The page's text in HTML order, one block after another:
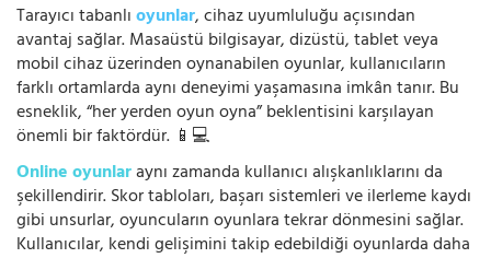
Tarayıcı tabanlıoyunlar, cihaz uyumluluğu açısından
avantaj sağlar. Masaüstü bilgisayar, dizüstü, tablet veya
mobil cihaz üzerinden oynanabilen oyunlar, kullanıcıların
farklı ortamlarda aynı deneyimi yaşamasına imkân tanır. Bu
esneklik, “her yerden oyun oyna” beklentisini karşılayan
önemli bir faktördür. 📱💻
Online oyunlaraynı zamanda kullanıcı alışkanlıklarını da
şekillendirir. Skor tabloları, başarı sistemleri ve ilerleme kaydı
gibi unsurlar, oyuncuların oyunlara tekrar dönmesini sağlar.
Kullanıcılar, kendi gelişimini takip edebildiği oyunlarda daha